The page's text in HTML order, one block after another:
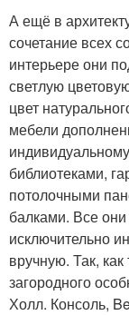
А ещё в
сочетание всех
интерьере они
светлую
цвет
мебели
библиотеками,
потолочными
балками. Все они
исключительно
вручную. Так, как
загородного
Холл. Консоль,